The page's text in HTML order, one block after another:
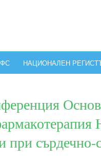
НАЦИОНАЛЕН
сърдечно-